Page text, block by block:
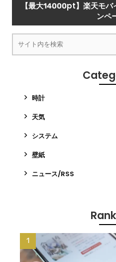
【最大14000pt】楽天モ
ンペ
時計
天気
システム
壁紙
ニュース/RSS